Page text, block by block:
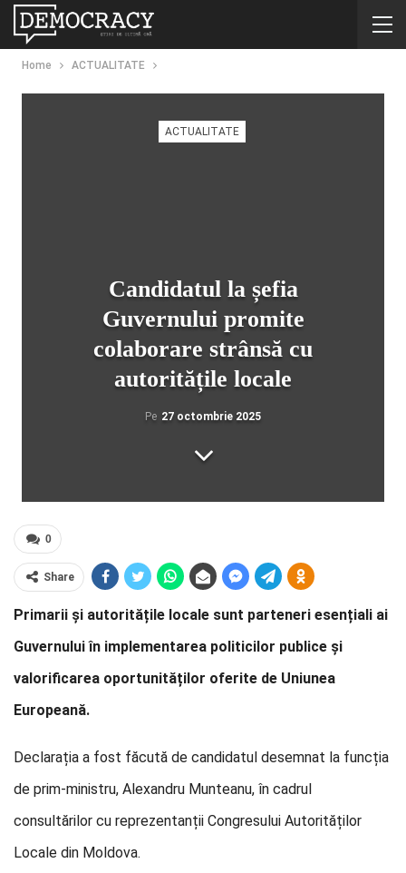
Home ACTUALITATE
ACTUALITATE
Candidatul la șefia
Guvernului promite
colaborare strânsă cu
autoritățile locale
Pe 27 octombrie 2025
0
Share
Primarii și autoritățile locale sunt parteneri esențiali ai
Guvernului în implementarea politicilor publice și
valorificarea oportunităților oferite de Uniunea
Europeană.
Declarația a fost făcută de candidatul desemnat la funcția
de prim-ministru, Alexandru Munteanu, în cadrul
consultărilor cu reprezentanții Congresului Autorităților
Locale din Moldova.